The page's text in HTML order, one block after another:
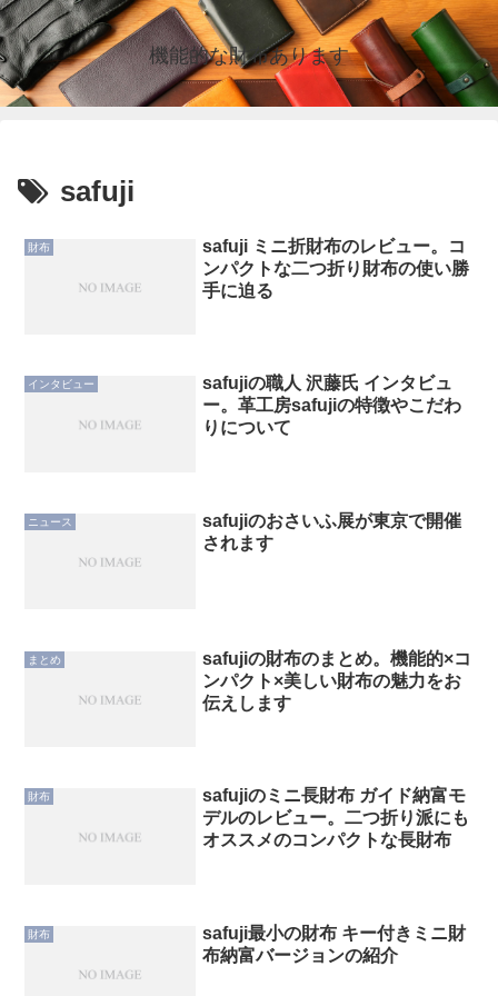
機能的な財布あります
safuji
財布
safuji ミニ折財布のレビュー。コ
ンパクトな二つ折り財布の使い勝
手に迫る
インタビュー
safujiの職人 沢藤氏 インタビュ
ー。革工房safujiの特徴やこだわ
りについて
ニュース
safujiのおさいふ展が東京で開催
されます
まとめ
safujiの財布のまとめ。機能的×コ
ンパクト×美しい財布の魅力をお
伝えします
財布
safujiのミニ長財布 ガイド納富モ
デルのレビュー。二つ折り派にも
オススメのコンパクトな長財布
財布
safuji最小の財布 キー付きミニ財
布納富バージョンの紹介